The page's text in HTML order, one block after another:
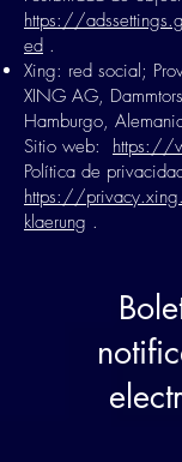
https://
ed .
Xing: red social;
XING AG,
Hamburgo,
Sitio web: https://
Política de
https://
klaerung .